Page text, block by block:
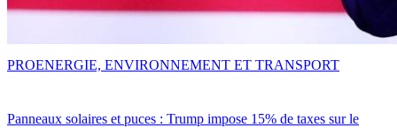
Panneaux solaires et puces : Trump impose 15% de taxes sur le
PROENERGIE, ENVIRONNEMENT ET TRANSPORT